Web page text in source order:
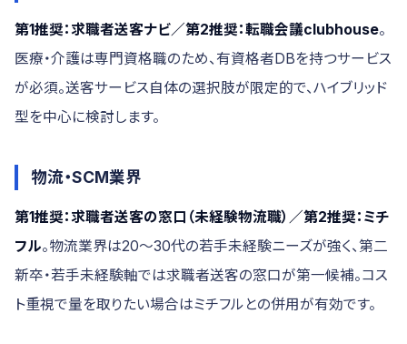
第1推奨：求職者送客ナビ／第2推奨：転職会議clubhouse。
医療・介護は専門資格職のため、有資格者DBを持つサービス
が必須。送客サービス自体の選択肢が限定的で、ハイブリッド
型を中心に検討します。
物流・SCM業界
第1推奨：求職者送客の窓口（未経験物流職）／第2推奨：ミチ
フル。物流業界は20〜30代の若手未経験ニーズが強く、第二
新卒・若手未経験軸では求職者送客の窓口が第一候補。コス
ト重視で量を取りたい場合はミチフルとの併用が有効です。